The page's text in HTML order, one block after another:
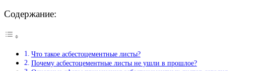
Содержание:
Что такое асбестоцементные листы?
Почему асбестоцементные листы не ушли в прошлое?